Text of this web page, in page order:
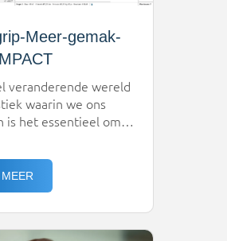
Meer-gemak-
veranderende wereld
waarin we ons
is het essentieel om
IMPACT, onze
generatie
krijg je als
precies
grip op je